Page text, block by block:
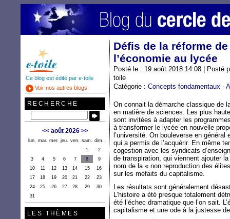
Défis de la réforme
l’économie au lycée
Posté le : 19 août 2018 14:08 | Posté
toile
Catégorie : Concepts fondamentaux -
On connait la démarche classique de
en matière de sciences. Les plus
sont invitées à adapter les
à transformer le lycée en nouvelle
l’université. On bouleverse en
qui a permis de l’acquérir. En même
cogestion avec les syndicats
de transpiration, qui viennent ajouter
nom de la « non reproduction des
sur les méfaits du capitalisme.
Les résultats sont généralement
L’histoire a été presque totalement
été l’échec dramatique que l’on sait.
capitalisme et une ode à la justesse
Ce blog est édité par e-toile
Voir nos autres blogs
RECHERCHE
<< août 2026 >>
lun. mar. mer. jeu. ven. sam.
dim.
1
2
3
4 5 6 7 8
9
10
11 12 13 14 15
16
17
18 19 20 21 22
23
24
25 26 27 28 29
30
31
LES THÈMES